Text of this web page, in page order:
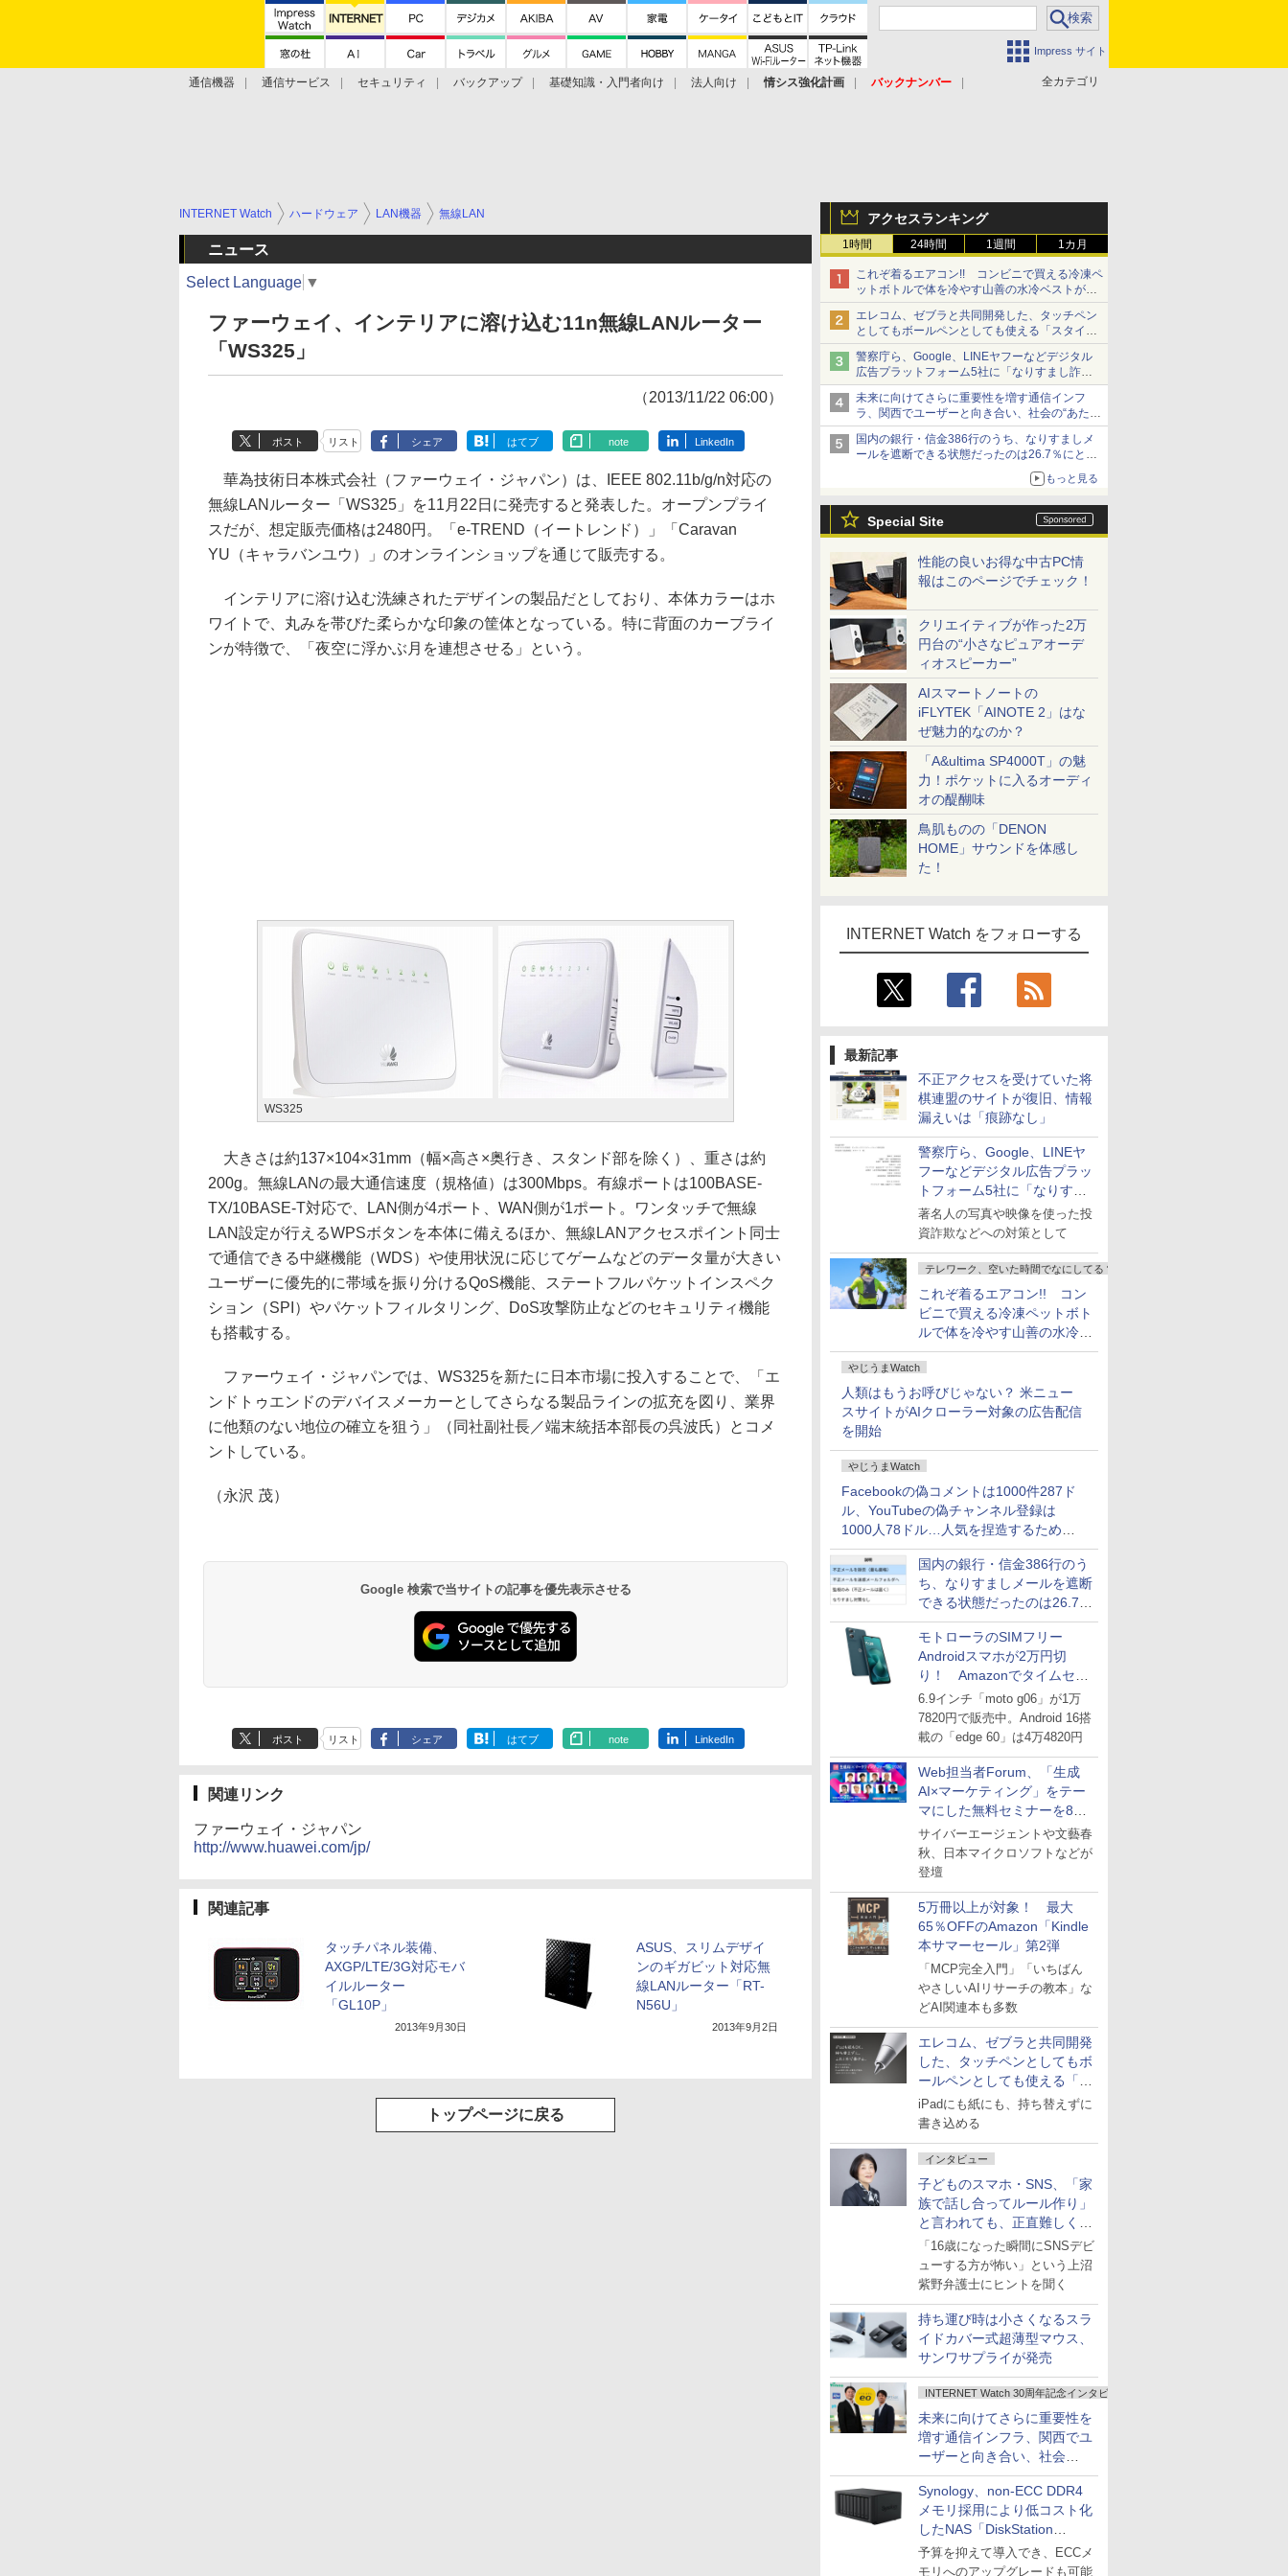
Impress サイト
全カテゴリ
通信機器 通信サービス セキュリティ バックアップ 基礎知識・入門者向け 法人向け 情シス強化計画
バックナンバー
アクセスランキング
1時間 24時間 1週間 1カ月
これぞ着るエアコン!! コンビニで買える冷凍ペ
ットボトルで体を冷やす山善の水冷ベストがロ
ードバイクにちょうどいい【ぼっち・ざ・ろー
ど！その14】【空いた時間でなにしてる？】
エレコム、ゼブラと共同開発した、タッチペン
としてもボールペンとしても使える「スタイラ
スツーウェイ」発売 iPadにも紙にも、持ち替
えずに書き込める
警察庁ら、Google、LINEヤフーなどデジタル
広告プラットフォーム5社に「なりすまし詐欺
広告」対策強化を要請 著名人の写真や映像を
使った投資詐欺などへの対策として
未来に向けてさらに重要性を増す通信インフ
ラ、関西でユーザーと向き合い、社会の“あたら
しい”を起動し続ける～オプテージ
国内の銀行・信金386行のうち、なりすましメ
ールを遮断できる状態だったのは26.7％にとど
まる～GMOブランドセキュリティ調査
もっと見る
Special Site
性能の良いお得な中古PC情
報はこのページでチェック！
クリエイティブが作った2万
円台の“小さなピュアオーデ
ィオスピーカー”
AIスマートノートの
iFLYTEK「AINOTE 2」はな
ぜ魅力的なのか？
「A&ultima SP4000T」の魅
力！ポケットに入るオーディ
オの醍醐味
鳥肌ものの「DENON
HOME」サウンドを体感し
た！
INTERNET Watch をフォローする
最新記事
不正アクセスを受けていた将
棋連盟のサイトが復旧、情報
漏えいは「痕跡なし」
警察庁ら、Google、LINEヤ
フーなどデジタル広告プラッ
トフォーム5社に「なりすま
し詐欺広告」対策強化を要請
著名人の写真や映像を使った投
資詐欺などへの対策として
テレワーク、空いた時間でなにしてる？
これぞ着るエアコン!! コン
ビニで買える冷凍ペットボト
ルで体を冷やす山善の水冷ベ
ストがロードバイクにちょう
どいい【ぼっち・ざ・ろー
ど！その14】
やじうまWatch
人類はもうお呼びじゃない？ 米ニュー
スサイトがAIクローラー対象の広告配信
を開始
やじうまWatch
Facebookの偽コメントは1000件287ド
ル、YouTubeの偽チャンネル登録は
1000人78ドル…人気を捏造するための
価格リストが公開中
国内の銀行・信金386行のう
ち、なりすましメールを遮断
できる状態だったのは26.7％
にとどまる～GMOブランド
セキュリティ調査
モトローラのSIMフリー
Androidスマホが2万円切
り！ Amazonでタイムセー
ル
6.9インチ「moto g06」が1万
7820円で販売中。Android 16搭
載の「edge 60」は4万4820円
Web担当者Forum、「生成
AI×マーケティング」をテー
マにした無料セミナーを8月
27日にオンライン開催
サイバーエージェントや文藝春
秋、日本マイクロソフトなどが
登壇
5万冊以上が対象！ 最大
65％OFFのAmazon「Kindle
本サマーセール」第2弾
「MCP完全入門」「いちばん
やさしいAIリサーチの教本」な
どAI関連本も多数
エレコム、ゼブラと共同開発
した、タッチペンとしてもボ
ールペンとしても使える「ス
タイラスツーウェイ」発売
iPadにも紙にも、持ち替えずに
書き込める
インタビュー
子どものスマホ・SNS、「家
族で話し合ってルール作り」
と言われても、正直難しくな
いですか？
「16歳になった瞬間にSNSデビ
ューする方が怖い」という上沼
紫野弁護士にヒントを聞く
持ち運び時は小さくなるスラ
イドカバー式超薄型マウス、
サンワサプライが発売
INTERNET Watch 30周年記念インタビュー
未来に向けてさらに重要性を
増す通信インフラ、関西でユ
ーザーと向き合い、社会
の“あたらしい”を起動し続け
る～オプテージ
Synology、non-ECC DDR4
メモリ採用により低コスト化
したNAS「DiskStation
neo+」シリーズ
予算を抑えて導入でき、ECCメ
モリへのアップグレードも可能
INTERNET Watch ハードウェア LAN機器 無線LAN
ニュース
Select Language ▼
ファーウェイ、インテリアに溶け込む11n無線LANルーター
「WS325」
（2013/11/22 06:00）
ポスト リスト シェア はてブ note LinkedIn
華為技術日本株式会社（ファーウェイ・ジャパン）は、IEEE 802.11b/g/n対応の
無線LANルーター「WS325」を11月22日に発売すると発表した。オープンプライ
スだが、想定販売価格は2480円。「e-TREND（イートレンド）」「Caravan
YU（キャラバンユウ）」のオンラインショップを通じて販売する。
インテリアに溶け込む洗練されたデザインの製品だとしており、本体カラーはホ
ワイトで、丸みを帯びた柔らかな印象の筐体となっている。特に背面のカーブライ
ンが特徴で、「夜空に浮かぶ月を連想させる」という。
WS325
大きさは約137×104×31mm（幅×高さ×奥行き、スタンド部を除く）、重さは約
200g。無線LANの最大通信速度（規格値）は300Mbps。有線ポートは100BASE-
TX/10BASE-T対応で、LAN側が4ポート、WAN側が1ポート。ワンタッチで無線
LAN設定が行えるWPSボタンを本体に備えるほか、無線LANアクセスポイント同士
で通信できる中継機能（WDS）や使用状況に応じてゲームなどのデータ量が大きい
ユーザーに優先的に帯域を振り分けるQoS機能、ステートフルパケットインスペク
ション（SPI）やパケットフィルタリング、DoS攻撃防止などのセキュリティ機能
も搭載する。
ファーウェイ・ジャパンでは、WS325を新たに日本市場に投入することで、「エ
ンドトゥエンドのデバイスメーカーとしてさらなる製品ラインの拡充を図り、業界
に他類のない地位の確立を狙う」（同社副社長／端末統括本部長の呉波氏）とコメ
ントしている。
（永沢 茂）
Google 検索で当サイトの記事を優先表示させる
ポスト リスト シェア はてブ note LinkedIn
関連リンク
ファーウェイ・ジャパン
http://www.huawei.com/jp/
関連記事
タッチパネル装備、
AXGP/LTE/3G対応モバ
イルルーター
「GL10P」
2013年9月30日
ASUS、スリムデザイ
ンのギガビット対応無
線LANルーター「RT-
N56U」
2013年9月2日
トップページに戻る